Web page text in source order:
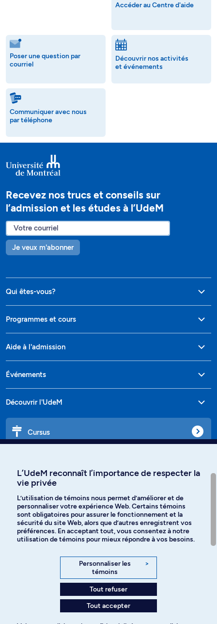
Accéder au Centre d'aide
Poser une question par
courriel
Découvrir nos activités
et événements
Communiquer avec nous
par téléphone
Recevez nos trucs et conseils sur
l’admission et les études à l’UdeM
Je veux m'abonner
Qui êtes-vous?
Programmes et cours
Aide à l'admission
Événements
Découvrir l'UdeM
Cursus
Langues
Facebook Instagram
YouTube
Politique de confidentialité
L’UdeM reconnaît l’importance de respecter la
vie privée
L’utilisation de témoins nous permet d’améliorer et de
personnaliser votre expérience Web. Certains témoins
sont obligatoires pour assurer le fonctionnement et la
sécurité du site Web, alors que d’autres enregistrent vos
préférences. En acceptant tout, vous consentez à notre
utilisation de témoins pour mieux répondre à vos besoins.
Personnaliser les
témoins
>
Tout refuser
Tout accepter